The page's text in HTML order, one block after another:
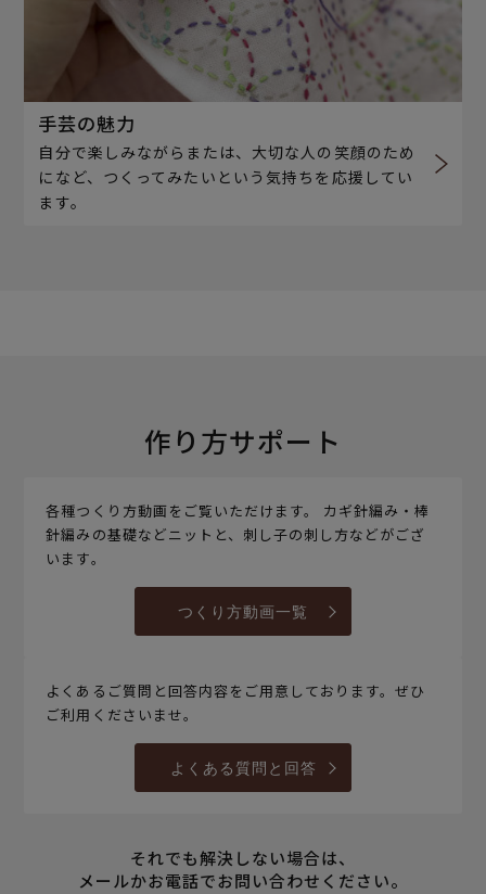
手芸の魅力
自分で楽しみながらまたは、大切な人の笑顔のため
になど、つくってみたいという気持ちを応援してい
ます。
作り方サポート
各種つくり方動画をご覧いただけます。 カギ針編み・棒
針編みの基礎などニットと、刺し子の刺し方などがござ
います。
つくり方動画一覧
よくあるご質問と回答内容をご用意しております。ぜひ
ご利用くださいませ。
よくある質問と回答
それでも解決しない場合は、
メールかお電話でお問い合わせください。